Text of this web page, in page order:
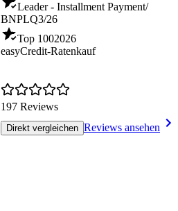
Leader - Installment Payment/
BNPLQ3/26
Top 1002026
easyCredit-Ratenkauf
197 Reviews
Direkt vergleichen Reviews ansehen